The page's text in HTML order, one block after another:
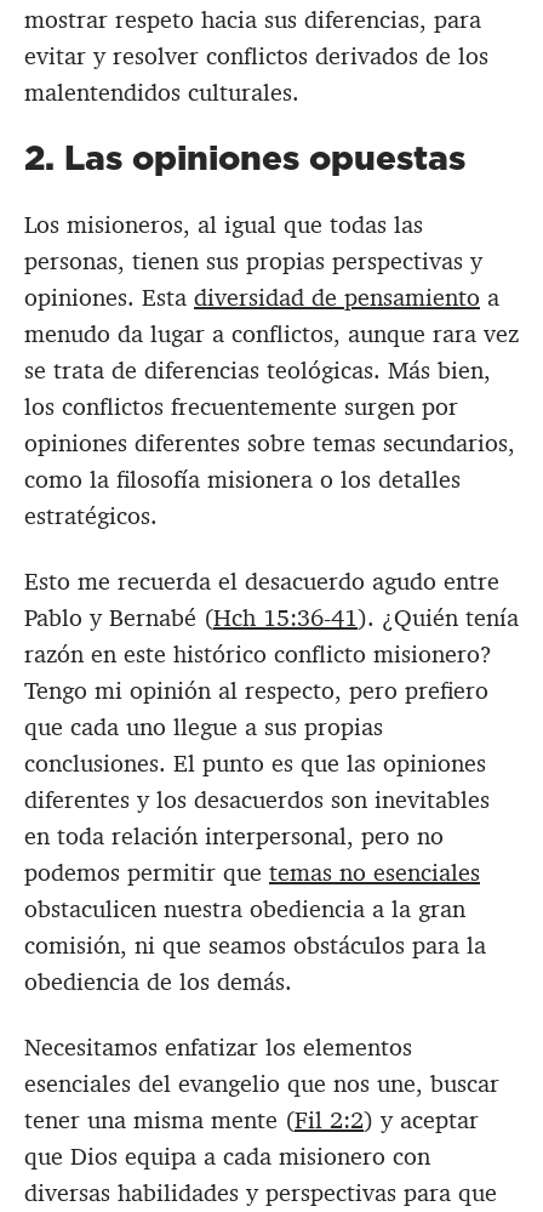
mostrar respeto hacia sus diferencias, para
evitar y resolver conflictos derivados de los
malentendidos culturales.
2. Las opiniones opuestas
Los misioneros, al igual que todas las
personas, tienen sus propias perspectivas y
opiniones. Esta diversidad de pensamiento a
menudo da lugar a conflictos, aunque rara vez
se trata de diferencias teológicas. Más bien,
los conflictos frecuentemente surgen por
opiniones diferentes sobre temas secundarios,
como la filosofía misionera o los detalles
estratégicos.
Esto me recuerda el desacuerdo agudo entre
Pablo y Bernabé (Hch 15:36-41). ¿Quién tenía
razón en este histórico conflicto misionero?
Tengo mi opinión al respecto, pero prefiero
que cada uno llegue a sus propias
conclusiones. El punto es que las opiniones
diferentes y los desacuerdos son inevitables
en toda relación interpersonal, pero no
podemos permitir que temas no esenciales
obstaculicen nuestra obediencia a la gran
comisión, ni que seamos obstáculos para la
obediencia de los demás.
Necesitamos enfatizar los elementos
esenciales del evangelio que nos une, buscar
tener una misma mente (Fil 2:2) y aceptar
que Dios equipa a cada misionero con
diversas habilidades y perspectivas para que